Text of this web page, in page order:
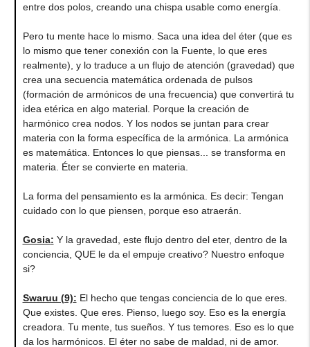
entre dos polos, creando una chispa usable como energía.
Pero tu mente hace lo mismo. Saca una idea del éter (que es
lo mismo que tener conexión con la Fuente, lo que eres
realmente), y lo traduce a un flujo de atención (gravedad) que
crea una secuencia matemática ordenada de pulsos
(formación de armónicos de una frecuencia) que convertirá tu
idea etérica en algo material. Porque la creación de
harmónico crea nodos. Y los nodos se juntan para crear
materia con la forma específica de la armónica. La armónica
es matemática. Entonces lo que piensas... se transforma en
materia. Éter se convierte en materia.
La forma del pensamiento es la armónica. Es decir: Tengan
cuidado con lo que piensen, porque eso atraerán.
Gosia: Y la gravedad, este flujo dentro del eter, dentro de la
conciencia, QUE le da el empuje creativo? Nuestro enfoque
si?
Swaruu (9): El hecho que tengas conciencia de lo que eres.
Que existes. Que eres. Pienso, luego soy. Eso es la energía
creadora. Tu mente, tus sueños. Y tus temores. Eso es lo que
da los harmónicos. El éter no sabe de maldad, ni de amor.